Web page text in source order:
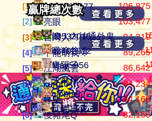
愛台灣打麻將🖥️📱適用於所有
瀏覽器(HTML5 遊戲)，免下載
現在立即點擊馬上玩😊❤️💕😘
[1] 江湖風雲
[2] 田寮阿寶
[3] 11060203
[4] ‘見好就收’
[5] Apple0613
[6] it2989674
[7] i918472090
[8] ONTARIO歐巴桑
[1] 0972338477
[2] 亮眼
[3] 台灣人
[4] 不能胡我ㄉ
[5] 江湖風雲
[6] keroro
[7] 娛樂
[8] 儍豬尾Q
總牌局
總牌局
[1] 0972338477
[2] 亮眼
[3] 台灣人
[4] keroro
[5] 娛樂
[6] 儍豬尾Q
[7] 不能胡我ㄉ
[8] 江湖風雲
[1] 滾！內神通外鬼坐斃A賽
[2] 吸狼谷頭
[3] 青陽子
[4] 大麻糬3
[5] clobber
[6] 江湖風雲
[1] it3532015
[2] it3402912
[3] May5956